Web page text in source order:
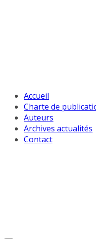
Accueil
Charte de
Auteurs
Archives actualités
Contact